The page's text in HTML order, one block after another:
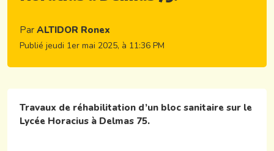
ParALTIDOR Ronex
Publié jeudi 1er mai 2025, à 11:36 PM
Travaux de réhabilitation d’un bloc sanitaire sur le
Lycée Horacius à Delmas 75.